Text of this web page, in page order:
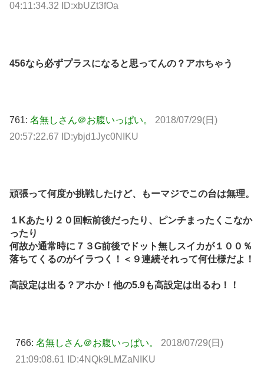
04:11:34.32 ID:xbUZt3fOa
456なら必ずプラスになると思ってんの？アホちゃう
761: 名無しさん＠お腹いっぱい。
2018/07/29(日)
20:57:22.67 ID:ybjd1Jyc0NIKU
頑張って何度か挑戦したけど、もーマジでこの台は無理。
１Kあたり２０回転前後だったり、ピンチまったくこなか
ったり
何故か通常時に７３G前後でドット無しスイカが１００％
落ちてくるのがイラつく！＜９連続それって何仕様だよ！
高設定は出る？アホか！他の5.9も高設定は出るわ！！
766: 名無しさん＠お腹いっぱい。
2018/07/29(日)
21:09:08.61 ID:4NQk9LMZaNIKU